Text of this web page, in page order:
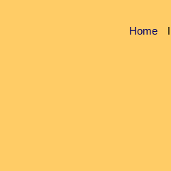
Home ǀ